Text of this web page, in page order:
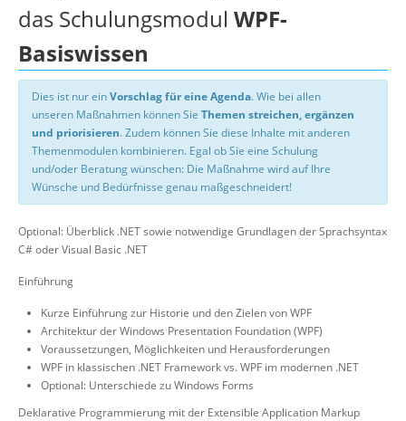
das Schulungsmodul WPF-
Basiswissen
Dies ist nur einVorschlag für eine Agenda. Wie bei allen
unseren Maßnahmen können Sie Themen streichen, ergänzen
und priorisieren. Zudem können Sie diese Inhalte mit anderen
Themenmodulen kombinieren. Egal ob Sie eine Schulung
und/oder Beratung wünschen: Die Maßnahme wird auf Ihre
Wünsche und Bedürfnisse genau maßgeschneidert!
Optional: Überblick .NET sowie notwendige Grundlagen der Sprachsyntax
C# oder Visual Basic .NET
Einführung
Kurze Einführung zur Historie und den Zielen von WPF
Architektur der Windows Presentation Foundation (WPF)
Voraussetzungen, Möglichkeiten und Herausforderungen
WPF in klassischen .NET Framework vs. WPF im modernen .NET
Optional: Unterschiede zu Windows Forms
Deklarative Programmierung mit der Extensible Application Markup